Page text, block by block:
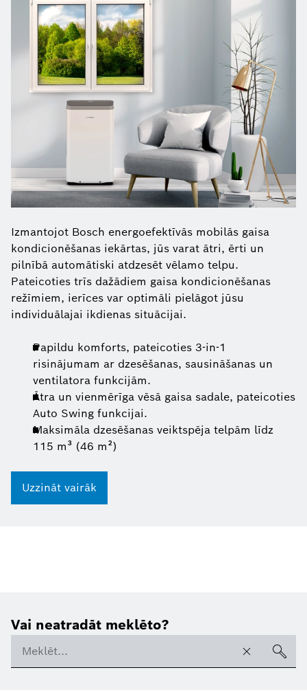
Izmantojot Bosch energoefektīvās mobilās gaisa
kondicionēšanas iekārtas, jūs varat ātri, ērti un
pilnībā automātiski atdzesēt vēlamo telpu.
Pateicoties trīs dažādiem gaisa kondicionēšanas
režīmiem, ierīces var optimāli pielāgot jūsu
individuālajai ikdienas situācijai.
Papildu komforts, pateicoties 3-in-1
risinājumam ar dzesēšanas, sausināšanas un
ventilatora funkcijām.
Ātra un vienmērīga vēsā gaisa sadale, pateicoties
Auto Swing funkcijai.
Maksimāla dzesēšanas veiktspēja telpām līdz
115 m³ (46 m²)
Uzzināt vairāk
Vai neatradāt meklēto?